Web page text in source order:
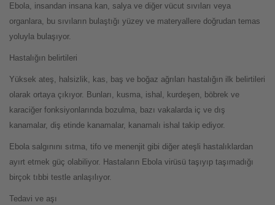
Ebola, insandan insana kan, salya ve diğer vücut sıvıları veya
organlara, bu sıvıların bulaştığı yüzey ve materyallere doğrudan temas
yoluyla bulaşıyor.
Hastalığın belirtileri
Yüksek ateş, halsizlik, kas, baş ve boğaz ağrıları hastalığın ilk belirtileri
olarak ortaya çıkıyor. Bunları, kusma, ishal, kurdeşen, böbrek ve
karaciğer fonksiyonlarında bozulma, bazı vakalarda iç ve dış
kanamalar, diş etinde kanamalar, kanamalı ishal takip ediyor.
Ebola salgınını sıtma, tifo ve menenjit gibi diğer ateşli hastalıklardan
ayırt etmek güç olabiliyor. Hastaların Ebola virüsü taşıyıp taşımadığı
birçok tıbbi testle anlaşılıyor.
Tedavi ve aşı